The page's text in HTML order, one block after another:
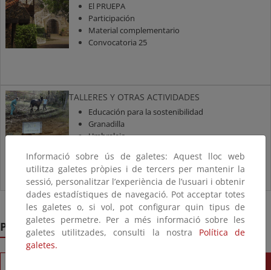
El PRUEPA
Participación
Material complementario
Convocatoria 25
TALLERES Y OTRAS ACTIVIDADES
Educación para la sostenibilidad
Granadilla
Umbralejo
Pueblos Educativos
Informació sobre ús de galetes: Aquest lloc web
utilitza galetes pròpies i de tercers per mantenir la
sessió, personalitzar l’experiència de l’usuari i obtenir
dades estadístiques de navegació. Pot acceptar totes
les galetes o, si vol, pot configurar quin tipus de
galetes permetre. Per a més informació sobre les
galetes utilitzades, consulti la nostra Política de
galetes.